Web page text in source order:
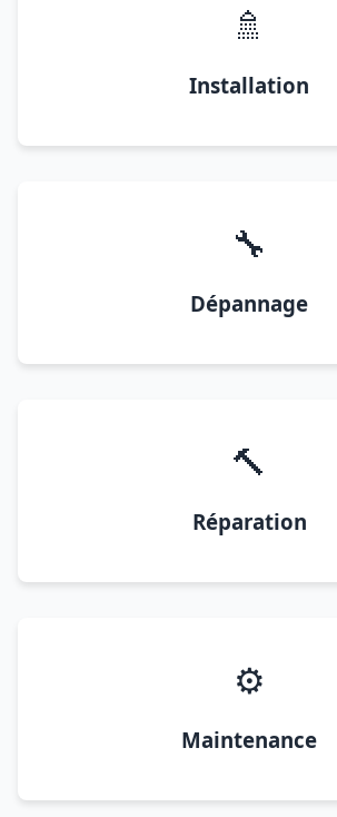
🚿
Installation
🔧
Dépannage
🔨
Réparation
⚙️
Maintenance